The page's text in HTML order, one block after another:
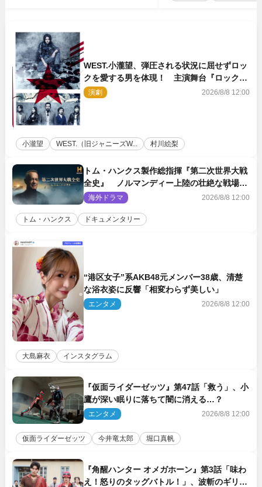
WEST.小瀧望、弾圧される状況に屈せずロッ
クを愛する男を体現！ 主演舞台『ロックン
ロール』ビジュアル解禁
演劇 2026/8/8 12:00
小瀧望 WEST.（旧ジャニーズW... 村川絵梨
トム・ハンクス製作総指揮『第二次世界大戦
全史』 ノルマンディー上陸の壮絶な戦場を
収めた特別映像解禁
海外ドラマ 2026/8/8 12:00
トム・ハンクス ドキュメンタリー
“港区女子”系AKB48元メンバー38歳、清楚
な浴衣姿に反響「相変わらず美しい」
エンタメ 2026/8/8 12:00
大島麻衣 インスタグラム
『仮面ライダーゼッツ』第47話「救う」、小
鷹が深い眠りに落ちて闇に消える…？
エンタメ 2026/8/8 12:00
仮面ライダーゼッツ 今井竜太郎 堀口真帆
『角醒ハンター オメガホーン』第3話「味わ
え！怒りのタッグバトル！」、波斬のギリコ